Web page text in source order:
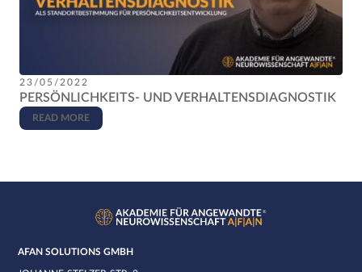
23/05/2022
PERSÖNLICHKEITS- UND VERHALTENSDIAGNOSTIK
READ MORE
AFAN SOLUTIONS GMBH